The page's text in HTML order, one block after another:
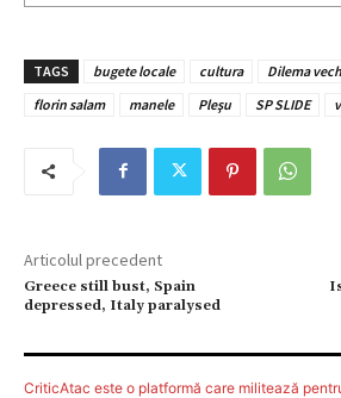
TAGS bugete locale cultura Dilema
florin salam
manele Pleşu SP SLIDE
Articolul precedent
Greece still bust, Spain
depressed, Italy paralysed
CriticAtac este o platformă care militează